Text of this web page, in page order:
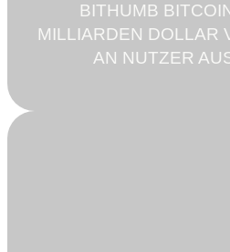
BITHUMB
MILLIARDEN DOLLAR
AN NUTZER